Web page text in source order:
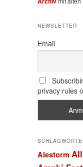
NEWSLETTER
Email
privacy rules
Alestorm